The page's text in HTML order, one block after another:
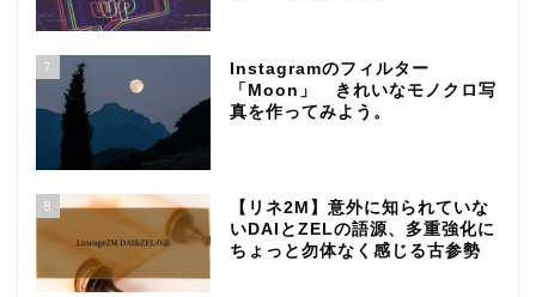
7
Instagramのフィルター
「Moon」 きれいなモノクロ写
真を作ってみよう。
8
【リネ2M】意外に知られていな
いDAIとZELの語源、多重強化に
ちょっと勿体なく感じる古参勢